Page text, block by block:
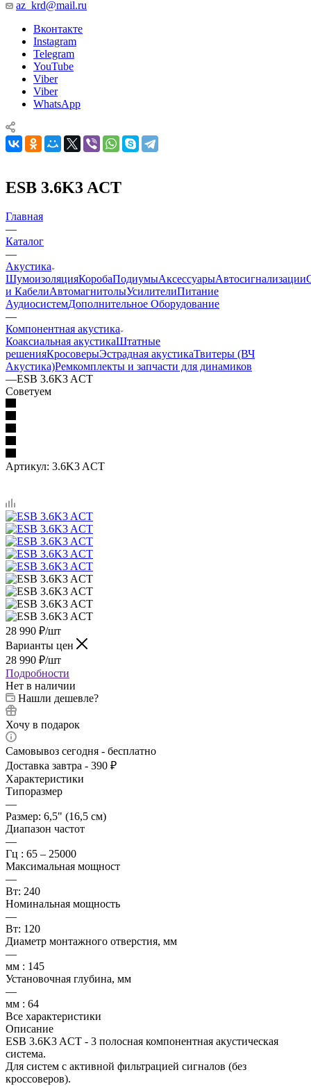
az_krd@mail.ru
Вконтакте
Instagram
Telegram
YouTube
Viber
Viber
WhatsApp
ESB 3.6K3 ACT
Главная
—
Каталог
—
Акустика
ШумоизоляцияКоробаПодиумыАксессуарыАвтосигнализации
и КабелиАвтомагнитолыУсилителиПитание
АудиосистемДополнительное Оборудование
—
Компонентная акустика
Коаксиальная акустикаШтатные
решенияКросоверыЭстрадная акустикаТвитеры (ВЧ
Акустика)Ремкомплекты и запчасти для динамиков
—ESB 3.6K3 ACT
Советуем
Артикул: 3.6K3 ACT
28 990 ₽/шт
Варианты цен
28 990 ₽/шт
Подробности
Нет в наличии
Нашли дешевле?
Хочу в подарок
Самовывоз сегодня - бесплатно
Доставка завтра - 390 ₽
Характеристики
Типоразмер
—
Размер: 6,5" (16,5 см)
Диапазон частот
—
Гц : 65 – 25000
Максимальная мощност
—
Вт: 240
Номинальная мощность
—
Вт: 120
Диаметр монтажного отверстия, мм
—
мм : 145
Установочная глубина, мм
—
мм : 64
Все характеристики
Описание
ESB 3.6K3 ACT - 3 полосная компонентная акустическая
система.
Для систем с активной фильтрацией сигналов (без
кроссоверов).